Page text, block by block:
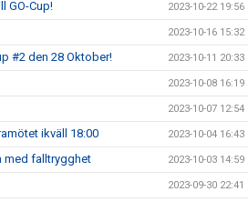
GO-Cup! 2023-10-22 19:56
2023-10-16 15:32
#2 den 28 Oktober! 2023-10-11 20:33
2023-10-08 16:19
2023-10-07 12:54
ikväll 18:00 2023-10-04 16:43
med falltrygghet 2023-10-03 14:59
2023-09-30 22:41